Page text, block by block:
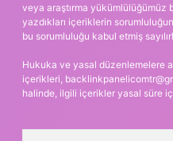
veya araştırma yükümlülüğümüz
yazdıkları içeriklerin
bu sorumluluğu kabul etmiş
Hukuka ve yasal düzenlemelere
içerikleri,
halinde, ilgili içerikler yasal süre